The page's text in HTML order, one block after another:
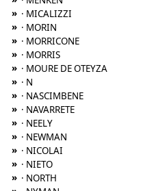
» · MICALIZZI
» · MORIN
» · MORRICONE
» · MORRIS
» · MOURE DE OTEYZA
» · N
» · NASCIMBENE
» · NAVARRETE
» · NEELY
» · NEWMAN
» · NICOLAI
» · NIETO
» · NORTH